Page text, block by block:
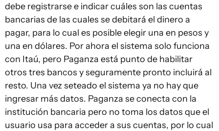
debe registrarse e indicar cuáles son las cuentas
bancarias de las cuales se debitará el dinero a
pagar, para lo cual es posible elegir una en pesos y
una en dólares. Por ahora el sistema solo funciona
con Itaú, pero Paganza está punto de habilitar
otros tres bancos y seguramente pronto incluirá al
resto. Una vez seteado el sistema ya no hay que
ingresar más datos. Paganza se conecta con la
institución bancaria pero no toma los datos que el
usuario usa para acceder a sus cuentas, por lo cual